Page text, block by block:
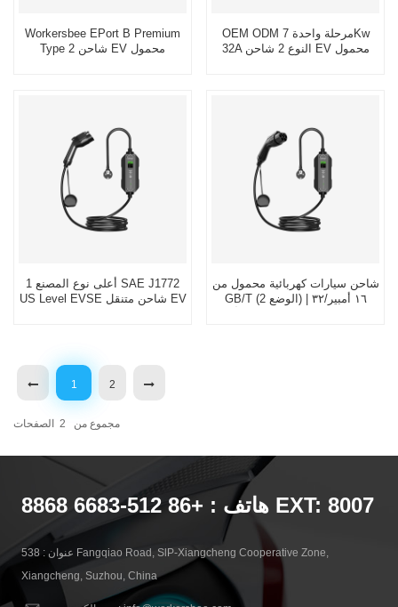
Workersbee EPort B Premium
Type 2 شاحن EV محمول
OEM ODM مرحلة واحدة 7Kw
32A النوع 2 شاحن EV محمول
أعلى نوع المصنع 1 SAE J1772
US Level EVSE شاحن متنقل EV
شاحن سيارات كهربائية محمول من
GB/T (الوضع 2) | ١٦ أمبير/٣٢
1 2
مجموع من 2 الصفحات
هاتف : +86 512-6683 8868 EXT: 8007
عنوان : 538 Fangqiao Road, SlP-Xiangcheng Cooperative Zone,
Xiangcheng, Suzhou, China